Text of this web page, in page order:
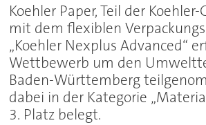
Koehler Paper, Teil der
mit dem flexiblen
„Koehler Nexplus Advanced“
Wettbewerb um den
Baden-Württemberg
dabei in der Kategorie
3. Platz belegt.